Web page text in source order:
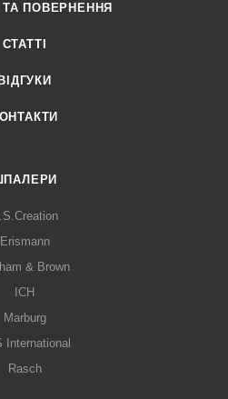
ТА ПОВЕРНЕННЯ
СТАТТІ
ВІДГУКИ
Erismann
& Brown
ICH
Marburg
International
Rasch